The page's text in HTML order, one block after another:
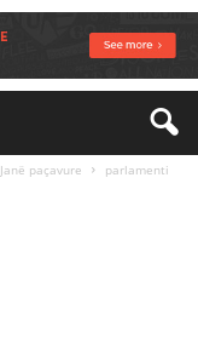
paçavure parlamenti